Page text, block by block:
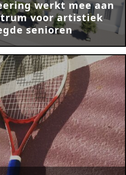
werkt mee aan
voor artistiek
senioren